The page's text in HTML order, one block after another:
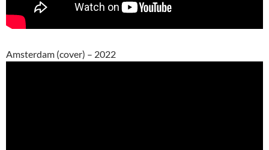
Amsterdam (cover) – 2022